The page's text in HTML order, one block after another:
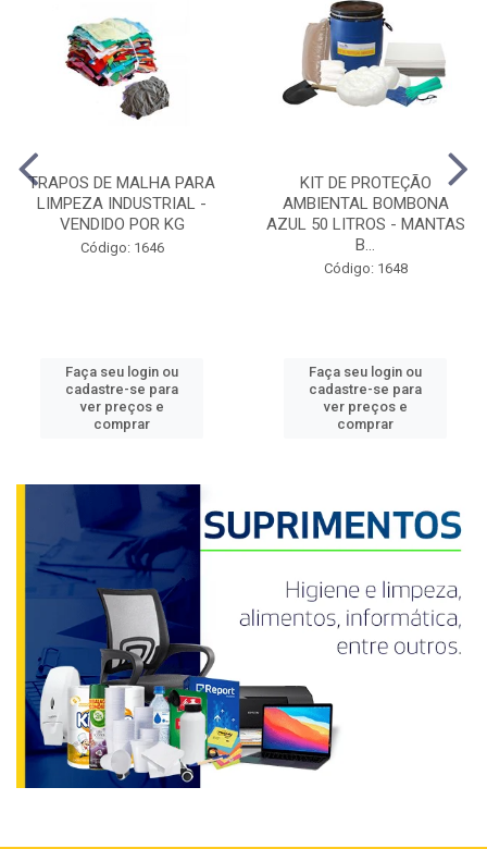
TRAPOS DE MALHA PARA
LIMPEZA INDUSTRIAL -
VENDIDO POR KG
Código: 1646
Faça seu login ou
cadastre-se para
ver preços e
comprar
KIT DE PROTEÇÃO
AMBIENTAL BOMBONA
AZUL 50 LITROS - MANTAS
B...
Código: 1648
Faça seu login ou
cadastre-se para
ver preços e
comprar